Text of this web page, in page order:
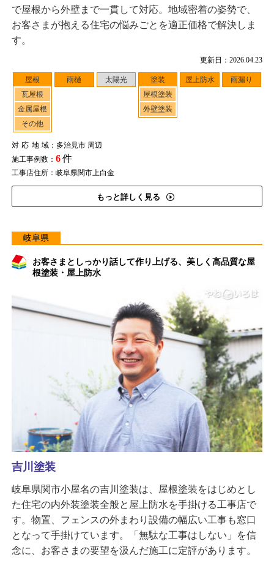
更新日：2026.04.23
屋根
瓦屋根
金属屋根
その他
雨樋 太陽光
塗装
屋根塗装
外壁塗装
屋上防水 雨漏り
対応地域：多治見市 周辺
施工事例数： 6件
工事店住所：岐阜県関市上白金
もっと詳しく見る
で屋根から外壁まで一貫して対応。地域密着の姿勢で、
お客さまが抱える住宅の悩みごとを適正価格で解決しま
す。
岐阜県
お客さまとしっかり話して作り上げる、美しく高品質な屋
根塗装・屋上防水
吉川塗装
岐阜県関市小屋名の吉川塗装は、屋根塗装をはじめとし
た住宅の内外装塗装全般と屋上防水を手掛ける工事店で
す。物置、フェンスの外まわり設備の幅広い工事も窓口
となって手掛けています。「無駄な工事はしない」を信
念に、お客さまの要望を汲んだ施工に定評があります。